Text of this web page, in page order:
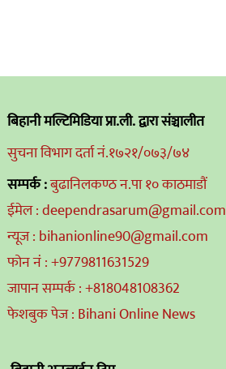
बिहानी मल्टिमिडिया प्रा.ली. द्वारा संञ्चालीत
सुचना विभाग दर्ता नं.१७२१/०७३/७४
सम्पर्क :बुढानिलकण्ठ न.पा १० काठमाडौं
ईमेल : deependrasarum@gmail.com
न्यूज : bihanionline90@gmail.com
फोन नं : +9779811631529
जापान सम्पर्क : +818048108362
फेशबुक पेज : Bihani Online News